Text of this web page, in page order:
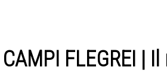
CAMPI FLEGREI |